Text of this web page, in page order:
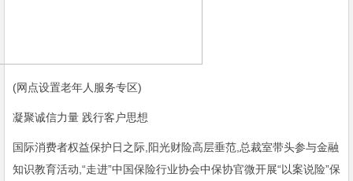
(网点设置老年人服务专区)
凝聚诚信力量 践行客户思想
国际消费者权益保护日之际,阳光财险高层垂范,总裁室带头参与金融
知识教育活动,“走进”中国保险行业协会中保协官微开展“以案说险”保